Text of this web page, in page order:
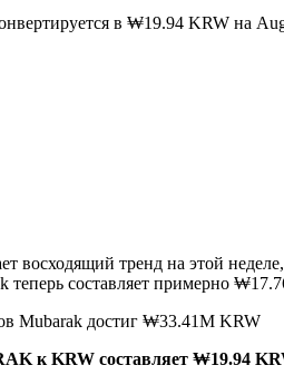
USDT в качестве обеспечения
в ₩19.94 KRW на
восходящий тренд на этой
теперь составляет примерно
Mubarak достиг ₩33.41M KRW
к KRW составляет ₩19.94